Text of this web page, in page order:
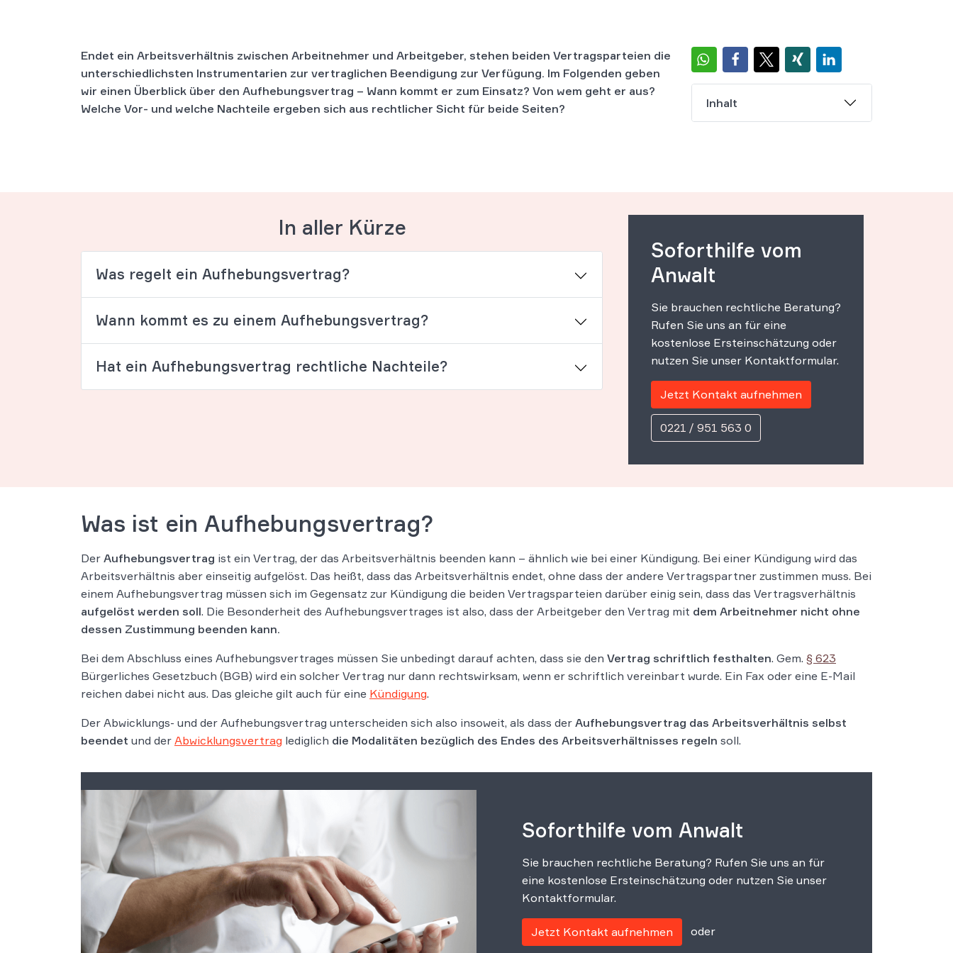
Inhalt
Endet ein Arbeitsverhältnis zwischen Arbeitnehmer und Arbeitgeber, stehen beiden Vertragsparteien die
unterschiedlichsten Instrumentarien zur vertraglichen Beendigung zur Verfügung. Im Folgenden geben
wir einen Überblick über den Aufhebungsvertrag – Wann kommt er zum Einsatz? Von wem geht er aus?
Welche Vor- und welche Nachteile ergeben sich aus rechtlicher Sicht für beide Seiten?
In aller Kürze
Was regelt ein Aufhebungsvertrag?
Wann kommt es zu einem Aufhebungsvertrag?
Hat ein Aufhebungsvertrag rechtliche Nachteile?
Soforthilfe vom
Anwalt
Sie brauchen rechtliche Beratung?
Rufen Sie uns an für eine
kostenlose Ersteinschätzung oder
nutzen Sie unser Kontaktformular.
Jetzt Kontakt aufnehmen
0221 / 951 563 0
Was ist ein Aufhebungsvertrag?
Der Aufhebungsvertrag ist ein Vertrag, der das Arbeitsverhältnis beenden kann – ähnlich wie bei einer Kündigung. Bei einer Kündigung wird das
Arbeitsverhältnis aber einseitig aufgelöst. Das heißt, dass das Arbeitsverhältnis endet, ohne dass der andere Vertragspartner zustimmen muss. Bei
einem Aufhebungsvertrag müssen sich im Gegensatz zur Kündigung die beiden Vertragsparteien darüber einig sein, dass das Vertragsverhältnis
aufgelöst werden soll. Die Besonderheit des Aufhebungsvertrages ist also, dass der Arbeitgeber den Vertrag mit dem Arbeitnehmer nicht ohne
dessen Zustimmung beenden kann.
Bei dem Abschluss eines Aufhebungsvertrages müssen Sie unbedingt darauf achten, dass sie den Vertrag schriftlich festhalten. Gem. § 623
Bürgerliches Gesetzbuch (BGB) wird ein solcher Vertrag nur dann rechtswirksam, wenn er schriftlich vereinbart wurde. Ein Fax oder eine E-Mail
reichen dabei nicht aus. Das gleiche gilt auch für eine Kündigung.
Der Abwicklungs- und der Aufhebungsvertrag unterscheiden sich also insoweit, als dass der Aufhebungsvertrag das Arbeitsverhältnis selbst
beendet und der Abwicklungsvertrag lediglich die Modalitäten bezüglich des Endes des Arbeitsverhältnisses regeln soll.
Soforthilfe vom Anwalt
Sie brauchen rechtliche Beratung? Rufen Sie uns an für
eine kostenlose Ersteinschätzung oder nutzen Sie unser
Kontaktformular.
Jetzt Kontakt aufnehmen oder